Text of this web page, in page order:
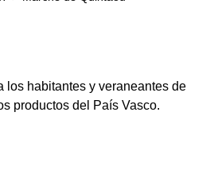
los habitantes y veraneantes de
productos del País Vasco.